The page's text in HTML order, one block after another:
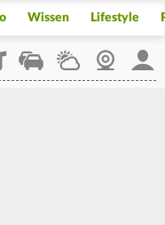
Wissen Lifestyle
StaupilotWetterWebcam